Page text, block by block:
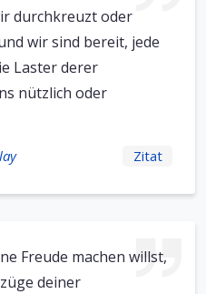
durchkreuzt oder
wir sind bereit, jede
Laster derer
nützlich oder
Zitat
Freude machen willst,
deiner